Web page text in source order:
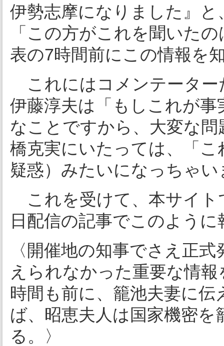
伊勢志摩になりました』
「この方がこれを聞いた
表の7時間前にこの情報を
これにはコメンテーター
伊藤淳夫は「もしこれが
なことですから、大変な
橋克実にいたっては、「
疑惑）みたいになっちゃ
これを受けて、本サイト
日配信の記事でこのよう
〈開催地の知事でさえ正
えられなかった重要な情
時間も前に、籠池夫妻に
ば、昭恵夫人は国家機密
る。〉